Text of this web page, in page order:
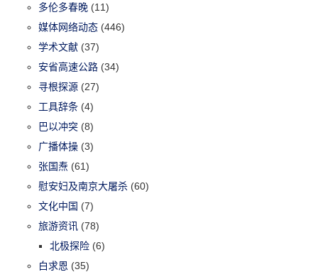
多伦多春晚 (11)
媒体网络动态 (446)
学术文献 (37)
安省高速公路 (34)
寻根探源 (27)
工具辞条 (4)
巴以冲突 (8)
广播体操 (3)
张国焘 (61)
慰安妇及南京大屠杀 (60)
文化中国 (7)
旅游资讯 (78)
北极探险 (6)
白求恩 (35)